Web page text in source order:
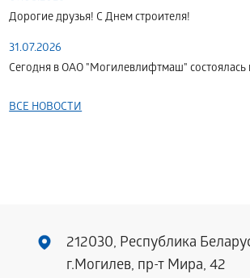
Дорогие друзья! С Днем строителя!
31.07.2026
Сегодня в ОАО "Могилевлифтмаш" состоялась
ВСЕ НОВОСТИ
212030, Республика
г.Могилев, пр-т Мира, 42